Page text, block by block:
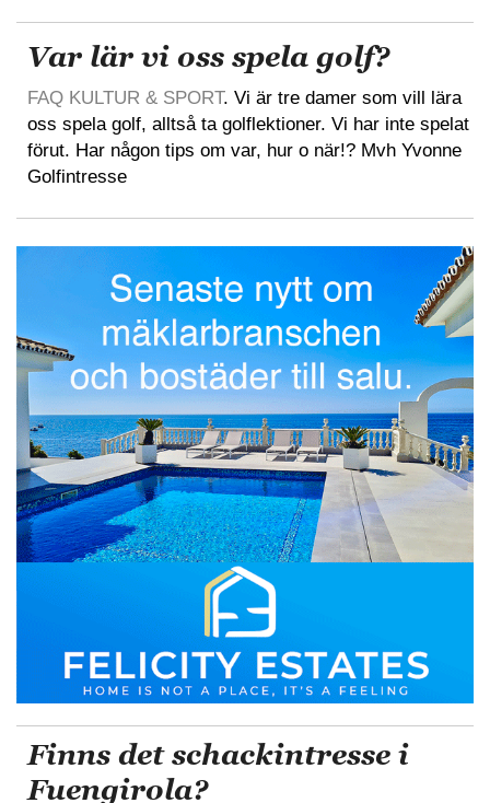
Var lär vi oss spela golf?
FAQ KULTUR & SPORT. Vi är tre damer som vill lära
oss spela golf, alltså ta golflektioner. Vi har inte spelat
förut. Har någon tips om var, hur o när!? Mvh Yvonne
Golfintresse
Finns det schackintresse i
Fuengirola?